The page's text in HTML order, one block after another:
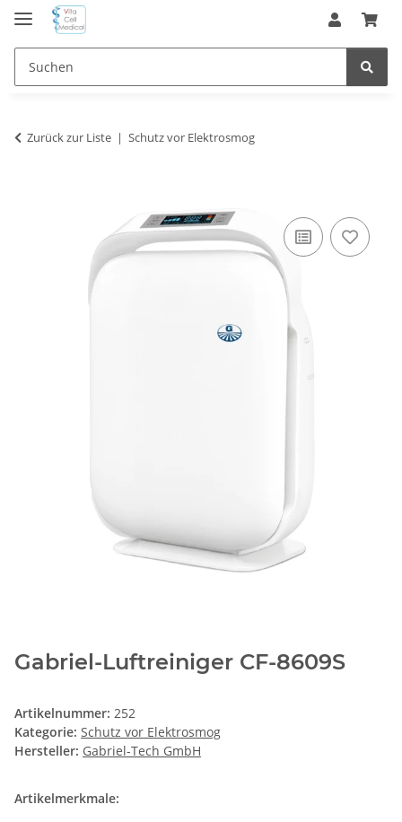
Zurück zur Liste Schutz vor Elektrosmog
Gabriel-Luftreiniger CF-8609S
Artikelnummer: 252
Kategorie: Schutz vor Elektrosmog
Hersteller: Gabriel-Tech GmbH
Artikelmerkmale: